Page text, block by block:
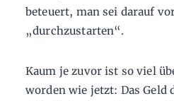
beteuert, man sei darauf
„durchzustarten“.
Kaum je zuvor ist so viel
worden wie jetzt: Das Geld